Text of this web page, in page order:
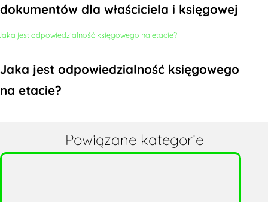
dokumentów dla właściciela i księgowej
Jaka jest odpowiedzialność księgowego
na etacie?
Powiązane kategorie